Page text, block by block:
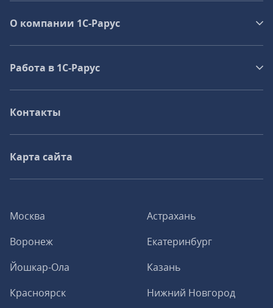
Москва
Астрахань
Воронеж
Екатеринбург
Йошкар-Ола
Казань
Красноярск
Нижний Новгород
О компании 1C-Рарус
Работа в 1С‑Рарус
Контакты
Карта сайта